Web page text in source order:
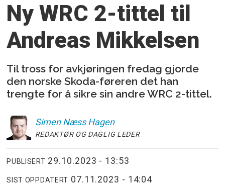
Ny WRC 2-tittel til
Andreas Mikkelsen
Til tross for avkjøringen fredag gjorde
den norske Skoda-føreren det han
trengte for å sikre sin andre WRC 2-tittel.
Simen Næss Hagen
REDAKTØR OG DAGLIG LEDER
PUBLISERT 29.10.2023 - 13:53
SIST OPPDATERT 07.11.2023 - 14:04